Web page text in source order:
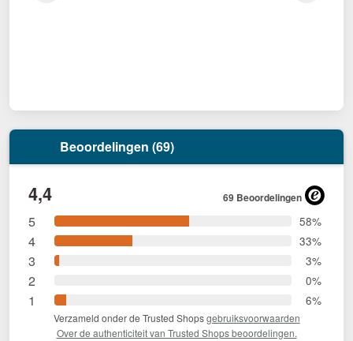
Beoordelingen (69)
4,4 69 Beoordelingen
5 58%
4 33%
3 3%
2 0%
1 6%
Verzameld onder de Trusted Shopsgebruiksvoorwaarden
Over de authenticiteit van Trusted Shops beoordelingen.